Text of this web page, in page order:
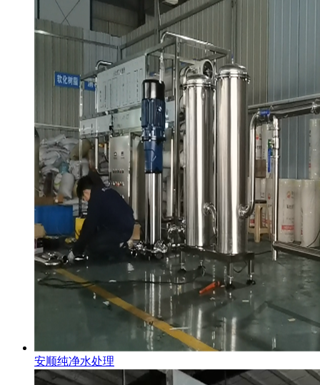
安顺纯净水处理